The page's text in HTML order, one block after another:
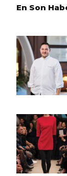
En Son